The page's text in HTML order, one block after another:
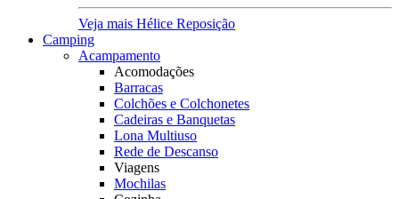
Veja mais Hélice Reposição
Camping
Acampamento
Acomodações
Barracas
Colchões e Colchonetes
Cadeiras e Banquetas
Lona Multiuso
Rede de Descanso
Viagens
Mochilas